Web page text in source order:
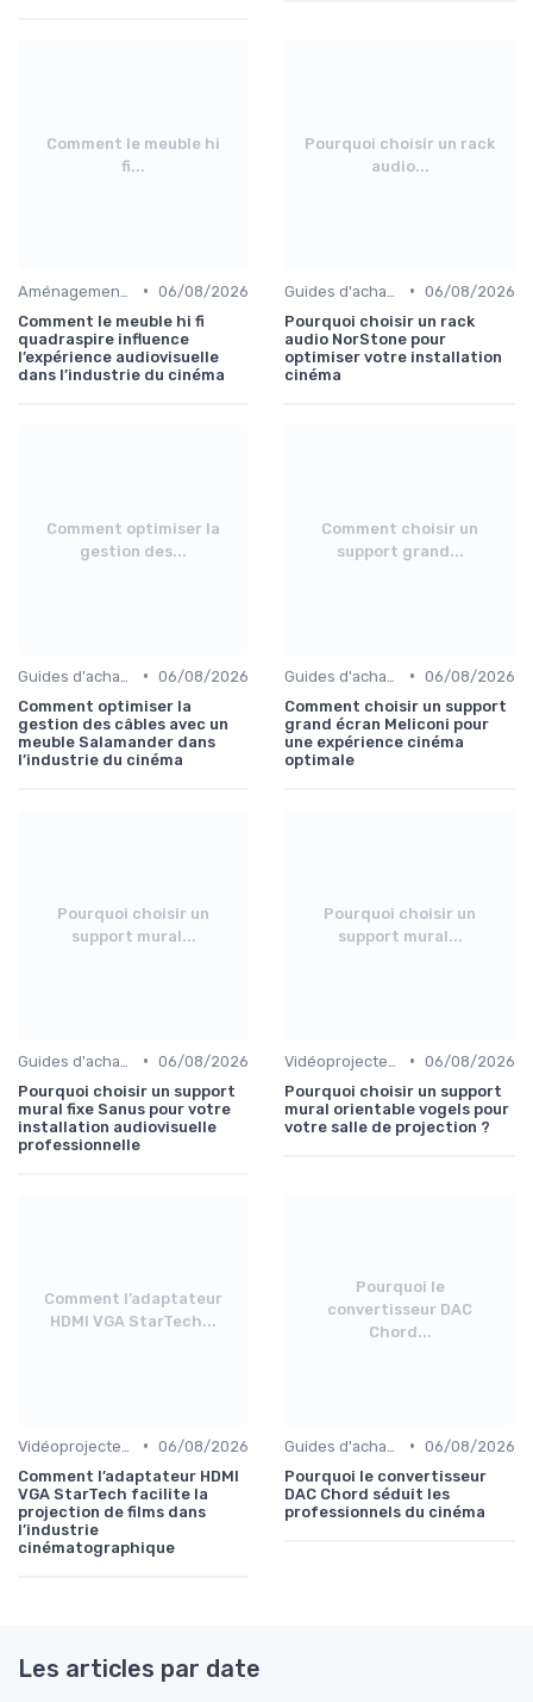
Comment le meuble hi
fi...
• 06/08/2026
Comment le meuble hi fi
quadraspire influence
l’expérience audiovisuelle
dans l’industrie du cinéma
Pourquoi choisir un rack
audio...
• 06/08/2026
Pourquoi choisir un rack
audio NorStone pour
optimiser votre installation
cinéma
Comment optimiser la
gestion des...
• 06/08/2026
Comment optimiser la
gestion des câbles avec un
meuble Salamander dans
l’industrie du cinéma
Comment choisir un
support grand...
• 06/08/2026
Comment choisir un support
grand écran Meliconi pour
une expérience cinéma
optimale
Pourquoi choisir un
support mural...
• 06/08/2026
Pourquoi choisir un support
mural fixe Sanus pour votre
installation audiovisuelle
professionnelle
Pourquoi choisir un
support mural...
• 06/08/2026
Pourquoi choisir un support
mural orientable vogels pour
votre salle de projection ?
Comment l’adaptateur
HDMI VGA StarTech...
• 06/08/2026
Comment l’adaptateur HDMI
VGA StarTech facilite la
projection de films dans
l’industrie
cinématographique
Pourquoi le
convertisseur DAC
Chord...
• 06/08/2026
Pourquoi le convertisseur
DAC Chord séduit les
professionnels du cinéma
Les articles par date